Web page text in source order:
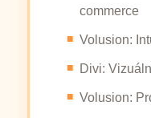
commerce
Volusion:
Divi:
Volusion: